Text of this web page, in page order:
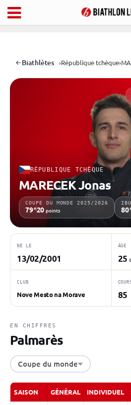
Biathlètes ›République tchèque›
RÉPUBLIQUE TCHÈQUE
MARECEK Jonas
COUPE DU MONDE 2025/2026
79e20 points 80
NÉ LE
13/02/2001
ÂGE
25
CLUB
Nove Mesto na Morave 85
EN CHIFFRES
Palmarès
Coupe du monde
SAISON GÉNÉRAL INDIVIDUEL